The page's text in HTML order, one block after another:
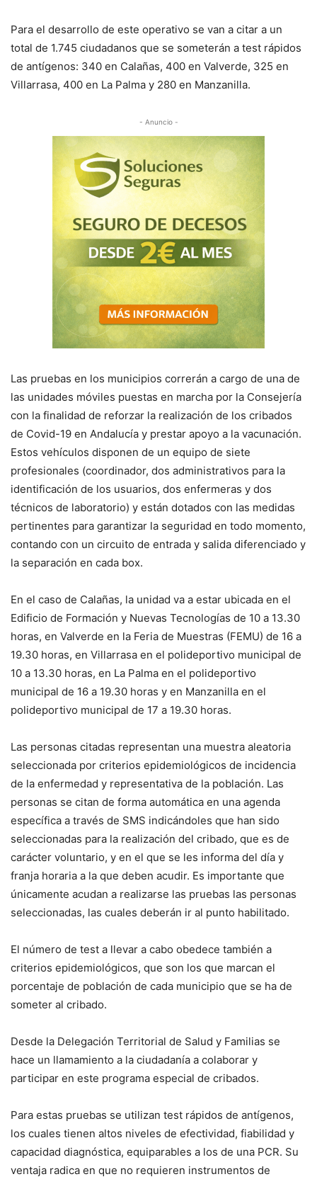
Para el desarrollo de este operativo se van a citar a un
total de 1.745 ciudadanos que se someterán a test rápidos
de antígenos: 340 en Calañas, 400 en Valverde, 325 en
Villarrasa, 400 en La Palma y 280 en Manzanilla.
- Anuncio -
Las pruebas en los municipios correrán a cargo de una de
las unidades móviles puestas en marcha por la Consejería
con la finalidad de reforzar la realización de los cribados
de Covid-19 en Andalucía y prestar apoyo a la vacunación.
Estos vehículos disponen de un equipo de siete
profesionales (coordinador, dos administrativos para la
identificación de los usuarios, dos enfermeras y dos
técnicos de laboratorio) y están dotados con las medidas
pertinentes para garantizar la seguridad en todo momento,
contando con un circuito de entrada y salida diferenciado y
la separación en cada box.
En el caso de Calañas, la unidad va a estar ubicada en el
Edificio de Formación y Nuevas Tecnologías de 10 a 13.30
horas, en Valverde en la Feria de Muestras (FEMU) de 16 a
19.30 horas, en Villarrasa en el polideportivo municipal de
10 a 13.30 horas, en La Palma en el polideportivo
municipal de 16 a 19.30 horas y en Manzanilla en el
polideportivo municipal de 17 a 19.30 horas.
Las personas citadas representan una muestra aleatoria
seleccionada por criterios epidemiológicos de incidencia
de la enfermedad y representativa de la población. Las
personas se citan de forma automática en una agenda
específica a través de SMS indicándoles que han sido
seleccionadas para la realización del cribado, que es de
carácter voluntario, y en el que se les informa del día y
franja horaria a la que deben acudir. Es importante que
únicamente acudan a realizarse las pruebas las personas
seleccionadas, las cuales deberán ir al punto habilitado.
El número de test a llevar a cabo obedece también a
criterios epidemiológicos, que son los que marcan el
porcentaje de población de cada municipio que se ha de
someter al cribado.
Desde la Delegación Territorial de Salud y Familias se
hace un llamamiento a la ciudadanía a colaborar y
participar en este programa especial de cribados.
Para estas pruebas se utilizan test rápidos de antígenos,
los cuales tienen altos niveles de efectividad, fiabilidad y
capacidad diagnóstica, equiparables a los de una PCR. Su
ventaja radica en que no requieren instrumentos de